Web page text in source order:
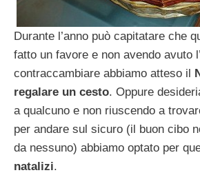
Durante l’anno può capitatare che
fatto un favore e non avendo avuto
contraccambiare abbiamo atteso il
regalare un cesto. Oppure
a qualcuno e non riuscendo a
per andare sul sicuro (il buon cibo
da nessuno) abbiamo optato per
natalizi.